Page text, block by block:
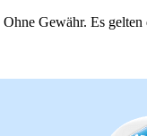
Ohne Gewähr. Es gelten